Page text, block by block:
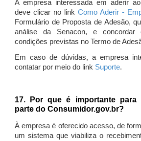
A empresa interessada em aderir ao
deve clicar no link Como Aderir -
Formulário de Proposta de Adesão,
análise da Senacon, e
condições previstas no Termo de
Em caso de dúvidas, a empresa
contatar por meio do link Suporte.
17. Por que é importante para
parte do Consumidor.gov.br?
À empresa é oferecido acesso, de
um sistema que viabiliza o